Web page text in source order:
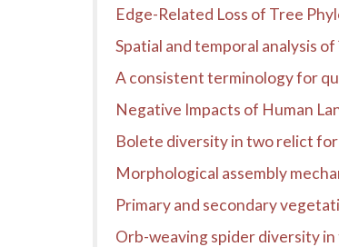
Edge-Related Loss of Tree
Spatial and temporal analysis
A consistent terminology for
Negative Impacts of Human
Bolete diversity in two relict
Morphological assembly
Primary and secondary
Orb-weaving spider diversity